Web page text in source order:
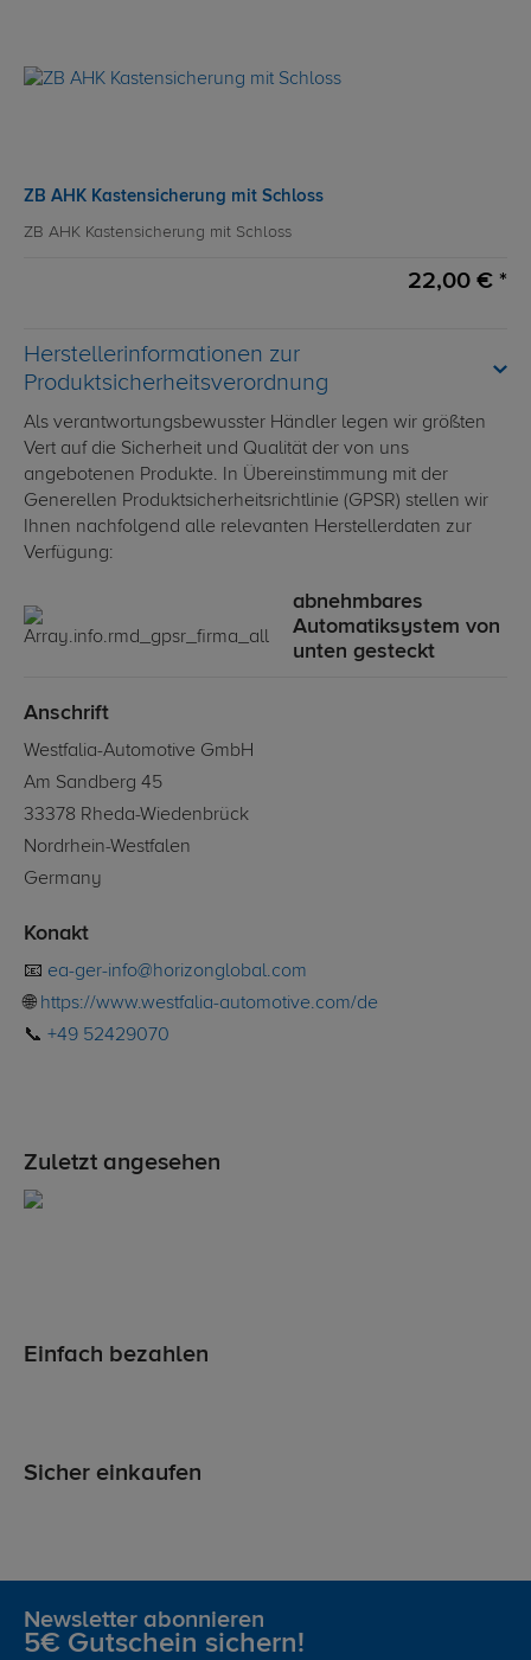
ZB AHK Kastensicherung mit Schloss
ZB AHK Kastensicherung mit Schloss
22,00 € *
Herstellerinformationen zur
Produktsicherheitsverordnung
Als verantwortungsbewusster Händler legen wir größten
Vert auf die Sicherheit und Qualität der von uns
angebotenen Produkte. In Übereinstimmung mit der
Generellen Produktsicherheitsrichtlinie (GPSR) stellen wir
Ihnen nachfolgend alle relevanten Herstellerdaten zur
Verfügung:
abnehmbares
Automatiksystem von
unten gesteckt
Anschrift
Westfalia-Automotive GmbH
Am Sandberg 45
33378 Rheda-Wiedenbrück
Nordrhein-Westfalen
Germany
Konakt
📧 ea-ger-info@horizonglobal.com
🌐 https://www.westfalia-automotive.com/de
📞 +49 52429070
Zuletzt angesehen
Einfach bezahlen
Sicher einkaufen
Newsletter abonnieren
5€ Gutschein sichern!